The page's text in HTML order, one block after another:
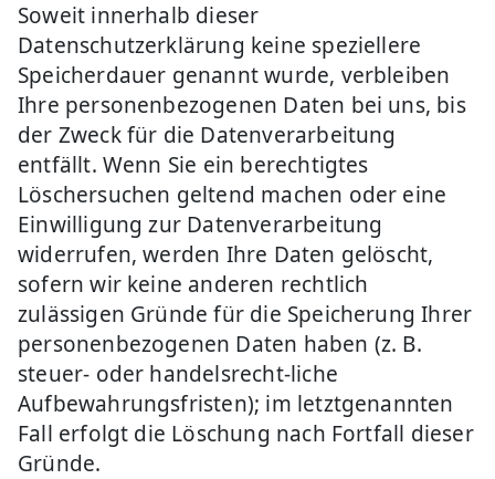
Soweit innerhalb dieser
Datenschutzerklärung keine speziellere
Speicherdauer genannt wurde, verbleiben
Ihre personenbezogenen Daten bei uns, bis
der Zweck für die Datenverarbeitung
entfällt. Wenn Sie ein berechtigtes
Löschersuchen geltend machen oder eine
Einwilligung zur Datenverarbeitung
widerrufen, werden Ihre Daten gelöscht,
sofern wir keine anderen rechtlich
zulässigen Gründe für die Speicherung Ihrer
personenbezogenen Daten haben (z. B.
steuer- oder handelsrecht-liche
Aufbewahrungsfristen); im letztgenannten
Fall erfolgt die Löschung nach Fortfall dieser
Gründe.